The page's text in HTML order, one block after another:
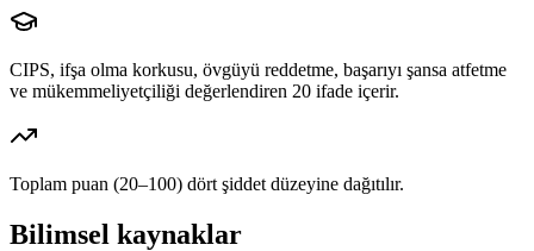
CIPS, ifşa olma korkusu, övgüyü reddetme, başarıyı şansa atfetme
ve mükemmeliyetçiliği değerlendiren 20 ifade içerir.
Toplam puan (20–100) dört şiddet düzeyine dağıtılır.
Bilimsel kaynaklar